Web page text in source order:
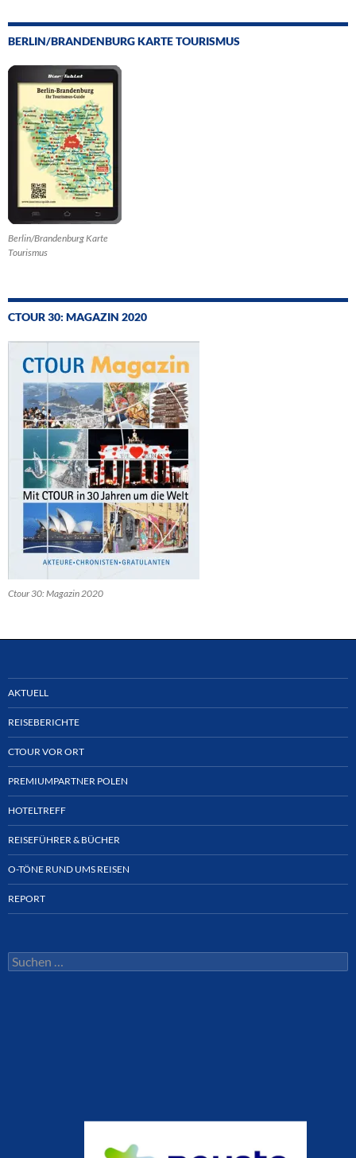
BERLIN/BRANDENBURG KARTE TOURISMUS
Berlin/Brandenburg Karte
Tourismus
CTOUR 30: MAGAZIN 2020
Ctour 30: Magazin 2020
AKTUELL
REISEBERICHTE
CTOUR VOR ORT
PREMIUMPARTNER POLEN
HOTELTREFF
REISEFÜHRER & BÜCHER
O-TÖNE RUND UMS REISEN
REPORT
Suchen
nach: